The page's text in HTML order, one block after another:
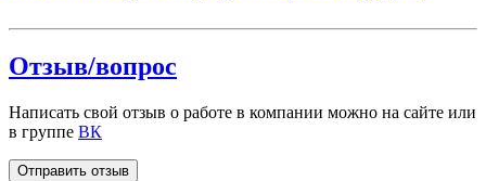
Отзыв/вопрос
Написать свой отзыв о работе в компании можно на сайте или
в группе ВК
Отправить отзыв